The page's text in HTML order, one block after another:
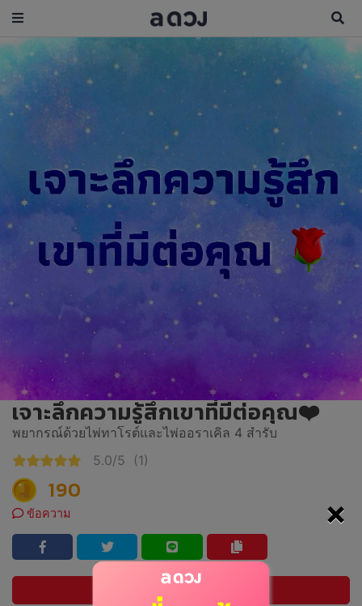
×
เจาะลึกความรู้สึกเขาที่มีต่อคุณ❤️
พยากรณ์ด้วยไพ่ทาโรต์และไพ่ออราเคิล 4 สำรับ
5.0/5
(1)
190
ข้อความ